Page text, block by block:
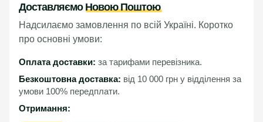
Доставляємо Новою Поштою
Надсилаємо замовлення по всій Україні. Коротко
про основні умови:
Оплата доставки: за тарифами перевізника.
Безкоштовна доставка: від 10 000 грн у відділення за
умови 100% передплати.
Отримання: